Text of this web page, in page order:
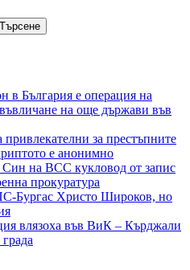
Търсене
в България е операция на
на още държави във
за престъпните
е анонимно
Син на ВСС кукловод от запис
прокуратура
Бургас Христо Широков, но
влязоха във ВиК – Кърджали